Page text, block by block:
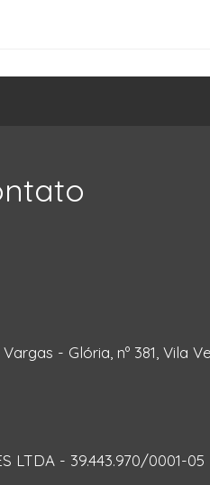
- Glória, nº 381, Vila
LTDA - 39.443.970/0001-05